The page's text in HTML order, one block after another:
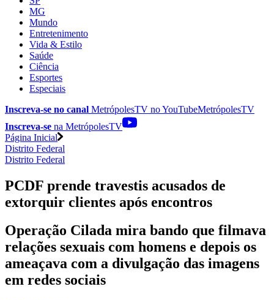
MG
Mundo
Entretenimento
Vida & Estilo
Saúde
Ciência
Esportes
Especiais
Inscreva-se no canal MetrópolesTV noYouTubeMetrópolesTV
Inscreva-se na MetrópolesTV
Página Inicial
Distrito Federal
Distrito Federal
PCDF prende travestis acusados de
extorquir clientes após encontros
Operação Cilada mira bando que filmava
relações sexuais com homens e depois os
ameaçava com a divulgação das imagens
em redes sociais